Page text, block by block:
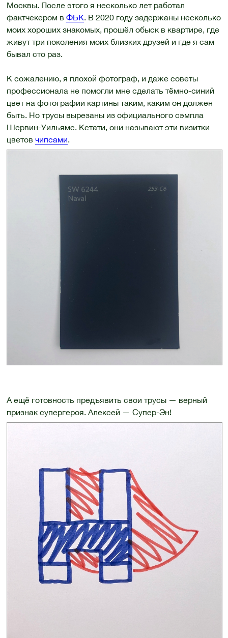
Москвы. После этого я несколько лет работал
фактчекером в ФБК. В 2020 году задержаны несколько
моих хороших знакомых, прошёл обыск в квартире, где
живут три поколения моих близких друзей и где я сам
бывал сто раз.
К сожалению, я плохой фотограф, и даже советы
профессионала не помогли мне сделать тёмно-синий
цвет на фотографии картины таким, каким он должен
быть. Но трусы вырезаны из официального сэмпла
Шервин-Уильямс. Кстати, они называют эти визитки
цветов чипсами.
А ещё готовность предъявить свои трусы — верный
признак супергероя. Алексей — Супер-Эн!